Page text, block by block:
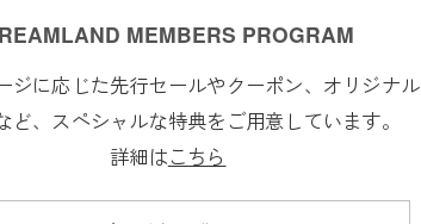
MEMBERS PROGRAM
ジに応じた先行セールやクーポン、オリジナル
ど、スペシャルな特典をご用意しています。
詳細はこちら